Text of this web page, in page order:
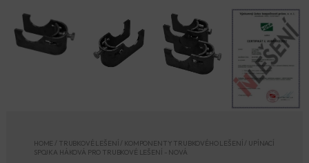
HOME / TRUBKOVÉ LEŠENÍ / KOMPONENTY TRUBKOVÉHO LEŠENÍ / UPÍNACÍ
SPOJKA HÁKOVÁ PRO TRUBKOVÉ LEŠENÍ - NOVÁ